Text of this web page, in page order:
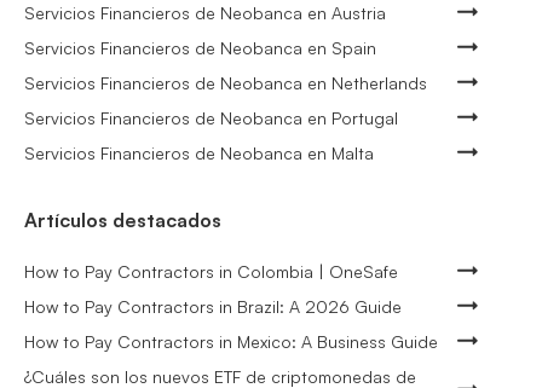
Servicios Financieros de Neobanca en Austria
Servicios Financieros de Neobanca en Spain
Servicios Financieros de Neobanca en Netherlands
Servicios Financieros de Neobanca en Portugal
Servicios Financieros de Neobanca en Malta
Artículos destacados
How to Pay Contractors in Colombia | OneSafe
How to Pay Contractors in Brazil: A 2026 Guide
How to Pay Contractors in Mexico: A Business Guide
¿Cuáles son los nuevos ETF de criptomonedas de